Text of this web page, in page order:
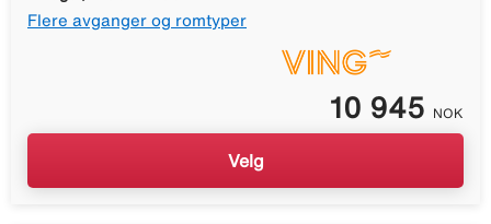
Flere avganger og romtyper
10 945 NOK
Velg